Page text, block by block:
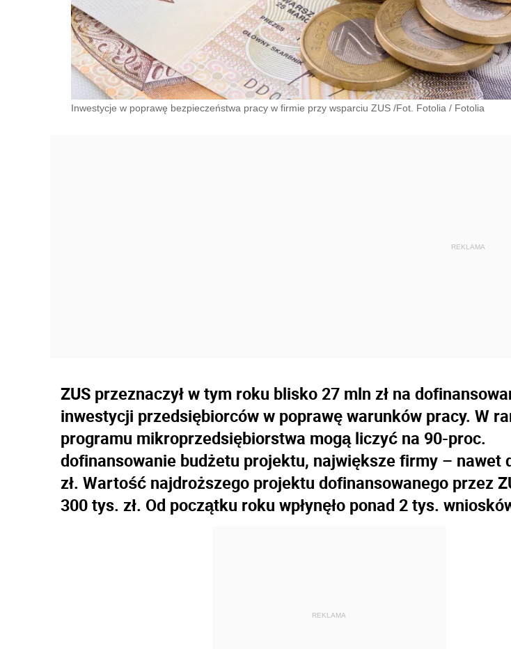
Inwestycje w poprawę bezpieczeństwa pracy w firmie przy wsparciu ZUS /Fot. Fotolia / Fotolia
ZUS przeznaczył w tym roku blisko 27 mln zł na
inwestycji przedsiębiorców w poprawę warunków pracy. W
programu mikroprzedsiębiorstwa mogą liczyć na 90-proc.
dofinansowanie budżetu projektu, największe firmy – nawet
zł. Wartość najdroższego projektu dofinansowanego przez
300 tys. zł. Od początku roku wpłynęło ponad 2 tys.
REKLAMA